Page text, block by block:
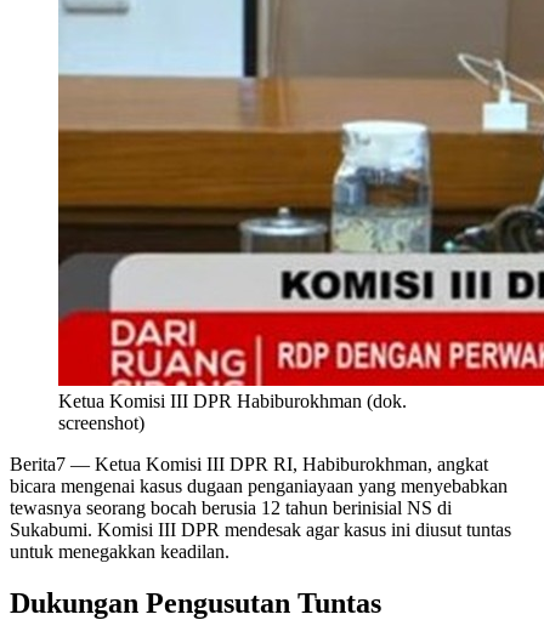
Ketua Komisi III DPR Habiburokhman (dok.
screenshot)
Berita7 — Ketua Komisi III DPR RI, Habiburokhman, angkat
bicara mengenai kasus dugaan penganiayaan yang menyebabkan
tewasnya seorang bocah berusia 12 tahun berinisial NS di
Sukabumi. Komisi III DPR mendesak agar kasus ini diusut tuntas
untuk menegakkan keadilan.
Dukungan Pengusutan Tuntas